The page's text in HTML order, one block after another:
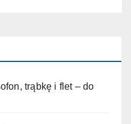
trąbkę i flet – do